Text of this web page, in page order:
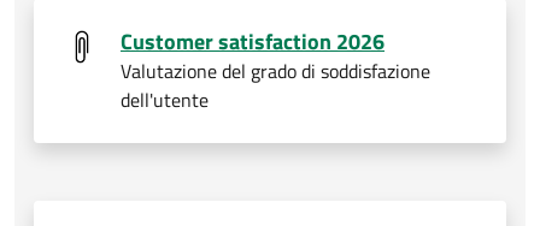
Customer satisfaction 2026
Valutazione del grado di soddisfazione
dell'utente